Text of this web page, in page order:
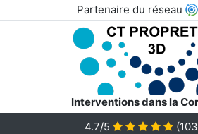
Partenaire du réseau
Interventions dans la
4.7/5 (103